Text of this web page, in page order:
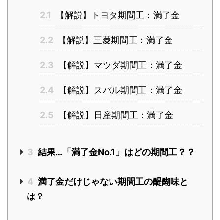
2.1 【解説】トヨタ期間工：満了金
2.2 【解説】三菱期間工：満了金
2.3 【解説】マツダ期間工：満了金
2.4 【解説】スバル期間工：満了金
2.5 【解説】日産期間工：満了金
3 結果…「満了金No.1」はどの期間工？？
4 満了金だけじゃない期間工の醍醐味と
は？